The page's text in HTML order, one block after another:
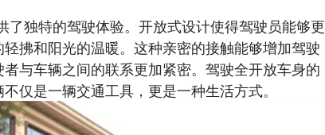
了独特的驾驶体验。开放式设计使得驾驶员能够更
拂和阳光的温暖。这种亲密的接触能够增加驾驶
与车辆之间的联系更加紧密。驾驶全开放车身的
仅是一辆交通工具，更是一种生活方式。